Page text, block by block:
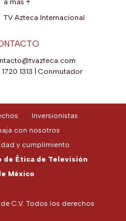
a más +
TV Azteca Internacional
1313
Conmutador
C.V. Todos los derechos
Inversionistas
con nosotros
y cumplimiento
de Ética de Televisión
México